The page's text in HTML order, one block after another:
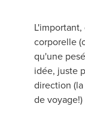
corporelle
qu'une
idée, juste
direction
de voyage!)